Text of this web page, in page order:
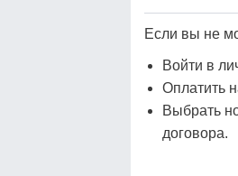
Если вы не
Войти в
Оплатить
Выбрать
договора.